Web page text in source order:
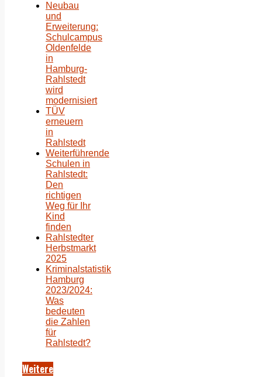
Neubau
und
Erweiterung:
Schulcampus
Oldenfelde
in
Hamburg-
Rahlstedt
wird
modernisiert
TÜV
erneuern
in
Rahlstedt
Weiterführende
Schulen in
Rahlstedt:
Den
richtigen
Weg für Ihr
Kind
finden
Rahlstedter
Herbstmarkt
2025
Kriminalstatistik
Hamburg
2023/2024:
Was
bedeuten
die Zahlen
für
Rahlstedt?
Weitere